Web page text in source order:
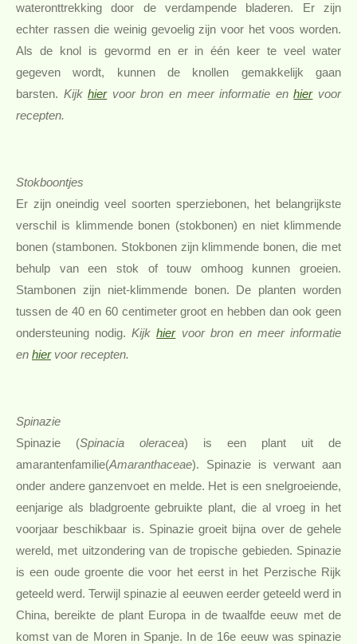
wateronttrekking door de verdampende bladeren. Er zijn
echter rassen die weinig gevoelig zijn voor het voos worden.
Als de knol is gevormd en er in één keer te veel water
gegeven wordt, kunnen de knollen gemakkelijk gaan
barsten. Kijk hier voor bron en meer informatie en hier voor
recepten.
Stokboontjes
Er zijn oneindig veel soorten sperziebonen, het belangrijkste
verschil is klimmende bonen (stokbonen) en niet klimmende
bonen (stambonen. Stokbonen zijn klimmende bonen, die met
behulp van een stok of touw omhoog kunnen groeien.
Stambonen zijn niet-klimmende bonen. De planten worden
tussen de 40 en 60 centimeter groot en hebben dan ook geen
ondersteuning nodig. Kijk hier voor bron en meer informatie
en hier voor recepten.
Spinazie
Spinazie (Spinacia oleracea) is een plant uit de
amarantenfamilie(Amaranthaceae). Spinazie is verwant aan
onder andere ganzenvoet en melde. Het is een snelgroeiende,
eenjarige als bladgroente gebruikte plant, die al vroeg in het
voorjaar beschikbaar is. Spinazie groeit bijna over de gehele
wereld, met uitzondering van de tropische gebieden. Spinazie
is een oude groente die voor het eerst in het Perzische Rijk
geteeld werd. Terwijl spinazie al eeuwen eerder geteeld werd in
China, bereikte de plant Europa in de twaalfde eeuw met de
komst van de Moren in Spanje. In de 16e eeuw was spinazie